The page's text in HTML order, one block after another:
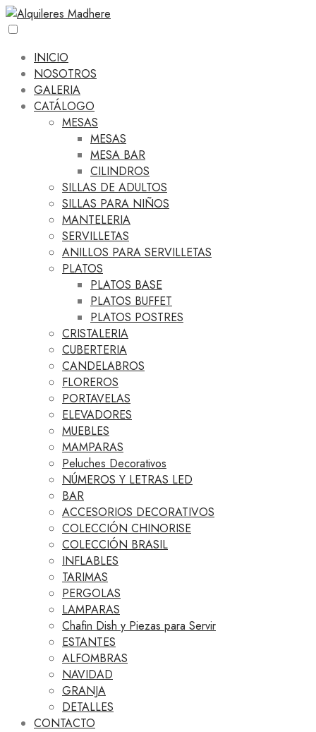
INICIO
NOSOTROS
GALERIA
CATÁLOGO
MESAS
MESAS
MESA BAR
CILINDROS
SILLAS DE ADULTOS
SILLAS PARA NIÑOS
MANTELERIA
SERVILLETAS
ANILLOS PARA SERVILLETAS
PLATOS
PLATOS BASE
PLATOS BUFFET
PLATOS POSTRES
CRISTALERIA
CUBERTERIA
CANDELABROS
FLOREROS
PORTAVELAS
ELEVADORES
MUEBLES
MAMPARAS
Peluches Decorativos
NÚMEROS Y LETRAS LED
BAR
ACCESORIOS DECORATIVOS
COLECCIÓN CHINORISE
COLECCIÓN BRASIL
INFLABLES
TARIMAS
PERGOLAS
LAMPARAS
Chafin Dish y Piezas para Servir
ESTANTES
ALFOMBRAS
NAVIDAD
GRANJA
DETALLES
CONTACTO